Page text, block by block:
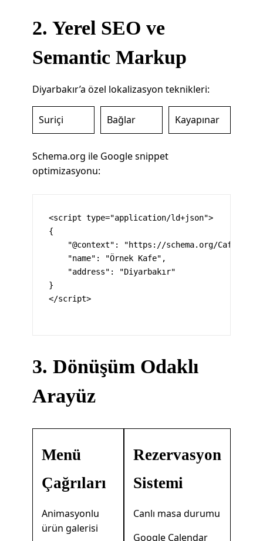
2. Yerel SEO ve
Semantic Markup
Diyarbakır’a özel lokalizasyon teknikleri:
Suriçi Bağlar Kayapınar
Schema.org ile Google snippet
optimizasyonu:
<script type="application/ld+json">
{
    "@context": "https://schema.org/Cafe",
    "name": "Örnek Kafe",
    "address": "Diyarbakır"
}
</script>
3. Dönüşüm Odaklı
Arayüz
Menü
Çağrıları
Animasyonlu
ürün galerisi
Rezervasyon
Sistemi
Canlı masa durumu
Google Calendar